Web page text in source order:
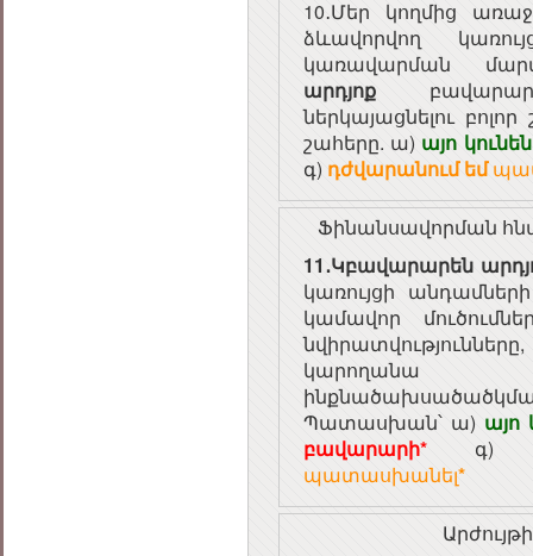
10․Մեր կողմից
ձևավորվող
կառավարման
արդյոք
ներկայացնելու
շահերը. ա) այո
գ) դժվարանում եմ
Ֆինանսավորման
11․Կբավարարեն
կառույցի
կամավոր
կարողանա
ինքնածախսածածկման
Պատասխան՝ ա) այո
բավարարի*
պատասխանել*